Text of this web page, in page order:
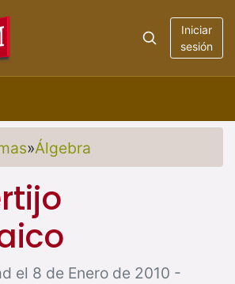
Iniciar
sesión
»Álgebra
el 8 de Enero de 2010 -